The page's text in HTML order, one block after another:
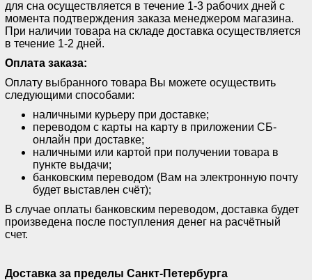
для сна осуществляется в течение 1-3 рабочих дней с
момента подтверждения заказа менеджером магазина.
При наличии товара на складе доставка осуществляется
в течение 1-2 дней.
Оплата заказа:
Оплату выбранного товара Вы можете осуществить
следующими способами:
наличными курьеру при доставке;
переводом с карты на карту в приложении СБ-
онлайн при доставке;
наличными или картой при получении товара в
пункте выдачи;
банковским переводом (Вам на электронную почту
будет выставлен счёт);
В случае оплаты банковским переводом, доставка будет
произведена после поступления денег на расчётный
счет.
Доставка за пределы Санкт-Петербурга